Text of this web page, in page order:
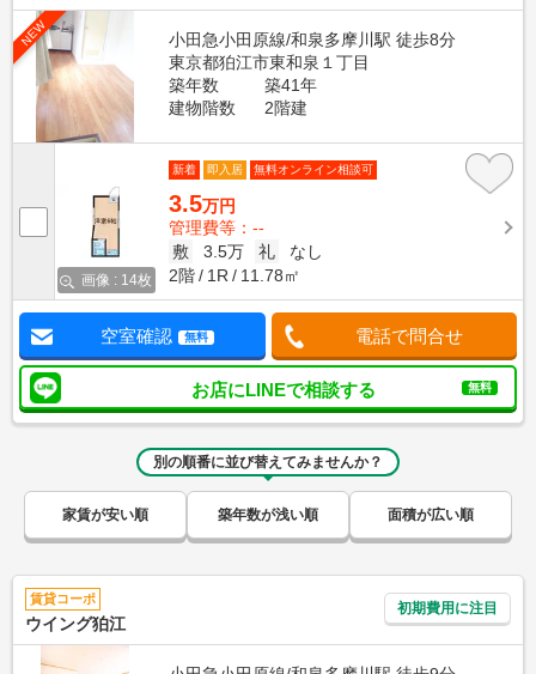
NEW
小田急小田原線/和泉多摩川駅 徒歩8分
東京都狛江市東和泉１丁目
築年数
築41年
建物階数
2階建
画像 : 14枚
新着 即入居 無料オンライン相談可
3.5万円
管理費等：--
敷
3.5万 礼
なし
2階
1R 11.78㎡
空室確認 無料 電話で問合せ
お店にLINEで相談する 無料
別の順番に並び替えてみませんか？
家賃が安い順 築年数が浅い順 面積が広い順
賃貸コーポ
ウイング狛江
初期費用に注目